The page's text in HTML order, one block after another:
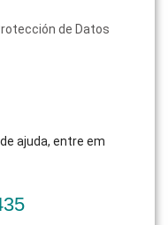
de Datos
ajuda, entre em